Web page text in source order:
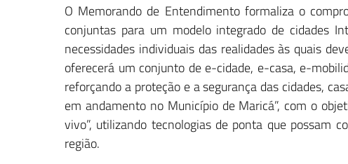
O Memorando de Entendimento formaliza o
conjuntas para um modelo integrado de cidades
necessidades individuais das realidades às quais
oferecerá um conjunto de e-cidade, e-casa, e-
reforçando a proteção e a segurança das cidades,
em andamento no Município de Maricá”, com o
vivo”, utilizando tecnologias de ponta que possam
região.